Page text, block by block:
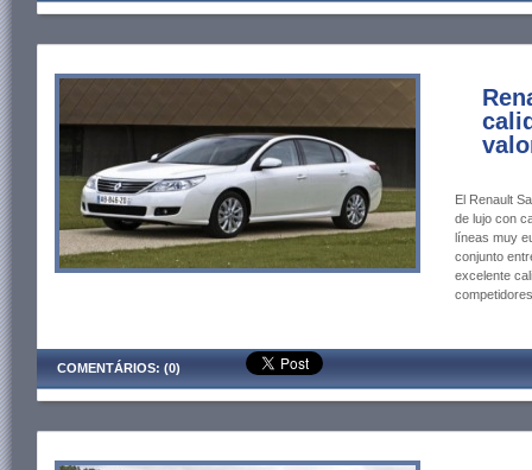
El Renault
de lujo con
líneas muy
conjunto
excelente
COMENTÁRIOS: (0)